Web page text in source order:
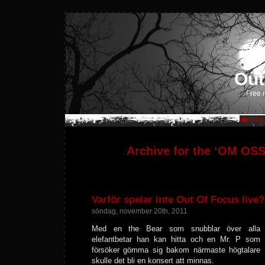
Free
l�rdag,
Archive for the ‘OM
Varför spelar inte Out Of Focus live?
söndag, november 20th, 2011
Med en the Bear som snubblar över alla
elefantbetar han kan hitta och en Mr. P som
försöker gömma sig bakom närmaste högtalare
skulle det bli en konsert att minnas.